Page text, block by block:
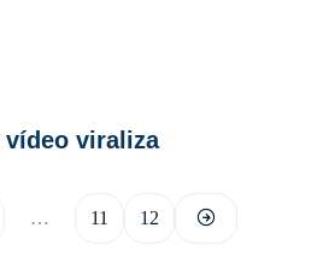
vídeo viraliza
… 11 12